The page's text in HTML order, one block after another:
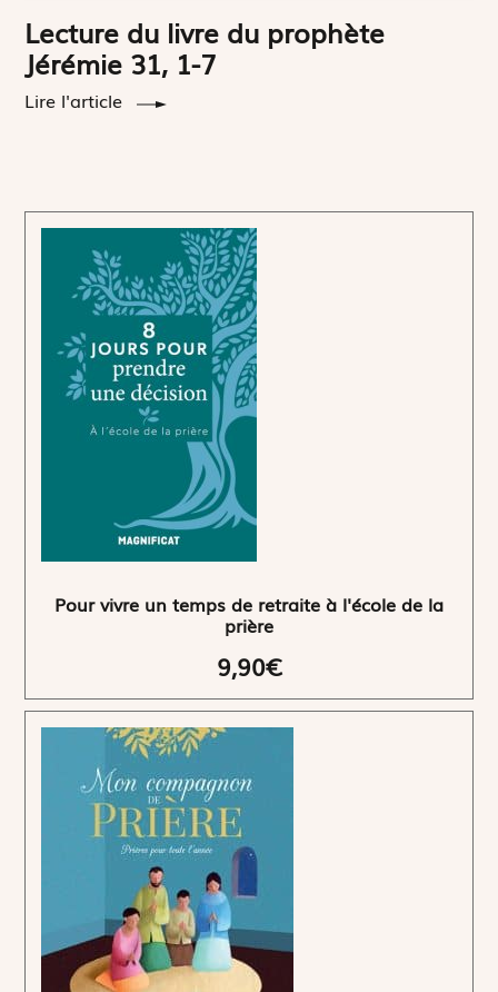
Lecture du livre du prophète
Jérémie 31, 1-7
Lire l'article
Pour vivre un temps de retraite à l'école de la
prière
9,90€